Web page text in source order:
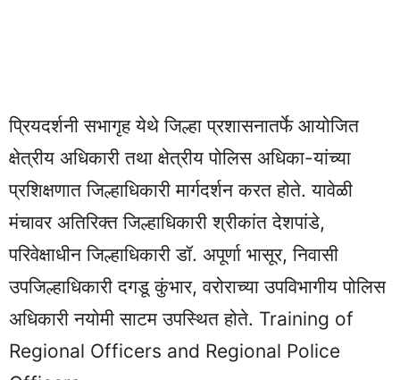
प्रियदर्शनी सभागृह येथे जिल्हा प्रशासनातर्फे आयोजित
क्षेत्रीय अधिकारी तथा क्षेत्रीय पोलिस अधिका-यांच्या
प्रशिक्षणात जिल्हाधिकारी मार्गदर्शन करत होते. यावेळी
मंचावर अतिरिक्त जिल्हाधिकारी श्रीकांत देशपांडे,
परिवेक्षाधीन जिल्हाधिकारी डॉ. अपूर्णा भासूर, निवासी
उपजिल्हाधिकारी दगडू कुंभार, वरोराच्या उपविभागीय पोलिस
अधिकारी नयोमी साटम उपस्थित होते. Training of
Regional Officers and Regional Police